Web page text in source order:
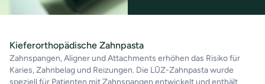
Kieferorthopädische Zahnpasta
Zahnspangen, Aligner und Attachments erhöhen das Risiko für
Karies, Zahnbelag und Reizungen. Die LŪZ-Zahnpasta wurde
speziell für Patienten mit Zahnspangen entwickelt und enthält